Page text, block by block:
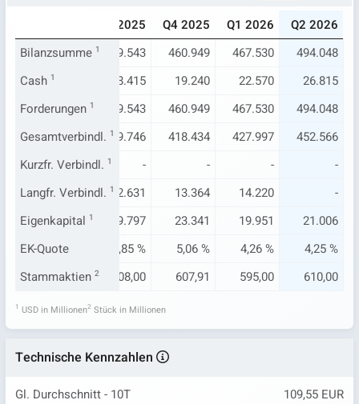
Q3 2025 Q4 2025 Q1 2026
Q2 2026
Bilanzsumme 1
419.550 449.543 460.949 467.530
494.048
Cash 1
13.248 18.415 19.240 22.570
26.815
Forderungen 1
419.550 449.543 460.949 467.530
494.048
Gesamtverbindl. 1
385.689 409.746 418.434 427.997
452.566
Kurzfr. Verbindl. 1
- - - -
-
Langfr. Verbindl. 1
12.144 12.631 13.364 14.220
-
Eigenkapital 1
33.861 39.797 23.341 19.951
21.006
EK-Quote
8,07 % 8,85 % 5,06 % 4,26 %
4,25 %
Stammaktien 2
590,00 608,00 607,91 595,00 610,00
1 USD in Millionen2 Stück in Millionen
Technische Kennzahlen
Gl. Durchschnitt - 10T
109,55 EUR